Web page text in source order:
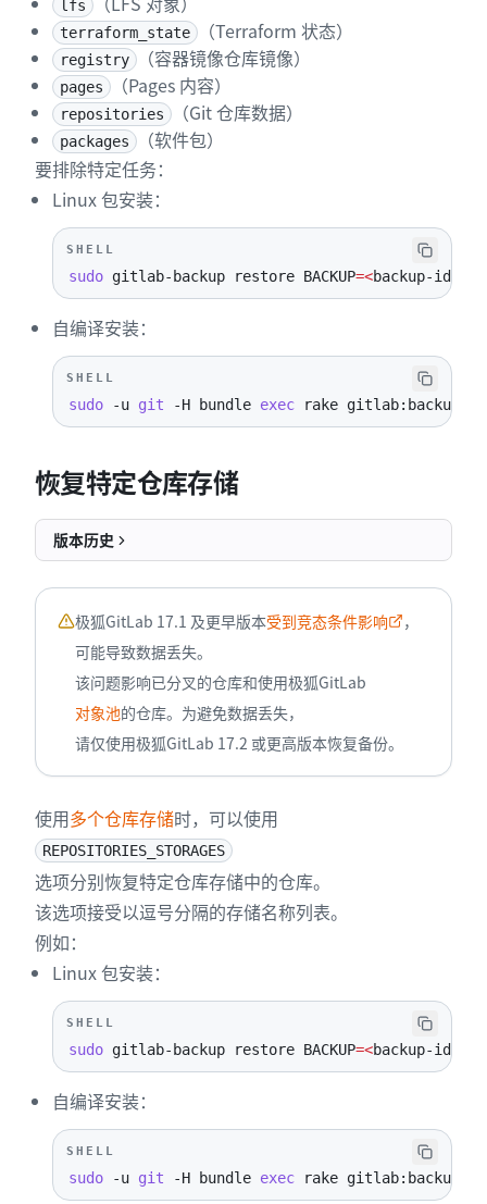
lfs
terraform_state （Terraform 状态）
registry （容器镜像仓库镜像）
pages （Pages 内容）
repositories （Git 仓库数据）
packages
（软件包）
要排除特定任务：
Linux 包安装：
SHELL
sudo gitlab-backup restore BACKUP=<backup-id
自编译安装：
SHELL
sudo -u git -H bundle exec rake
恢复特定仓库存储
版本历史
极狐GitLab 17.1 及更早版本受到竞态条件影响
，
可能导致数据丢失。
该问题影响已分叉的仓库和使用极狐GitLab
对象池的仓库。为避免数据丢失，
请仅使用极狐GitLab 17.2 或更高版本恢复备份。
使用多个仓库存储时，可以使用
REPOSITORIES_STORAGES
选项分别恢复特定仓库存储中的仓库。
该选项接受以逗号分隔的存储名称列表。
例如：
Linux 包安装：
SHELL
sudo gitlab-backup restore BACKUP=<backup-id
自编译安装：
SHELL
sudo -u git -H bundle exec rake